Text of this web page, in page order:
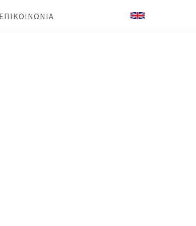
ΕΠΙΚΟΙΝΩΝΙΑ